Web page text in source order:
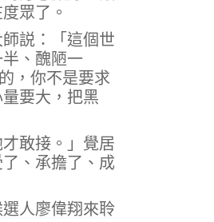
眾了。
説：「這個世
、醜陋一
，你不是要求
要大，把黑
敢接。」覺居
、承擔了、成
人廖偉翔來聆